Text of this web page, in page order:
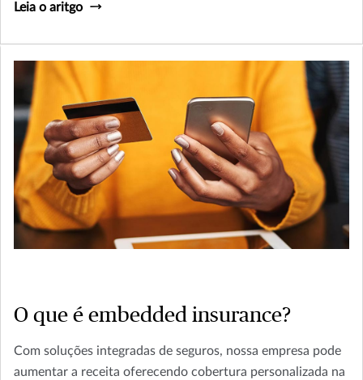
Leia o aritgo
O que é embedded insurance?
Com soluções integradas de seguros, nossa empresa pode
aumentar a receita oferecendo cobertura personalizada na